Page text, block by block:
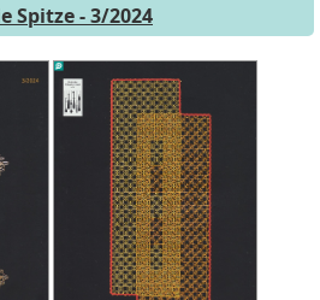
Spitze - 3/2024